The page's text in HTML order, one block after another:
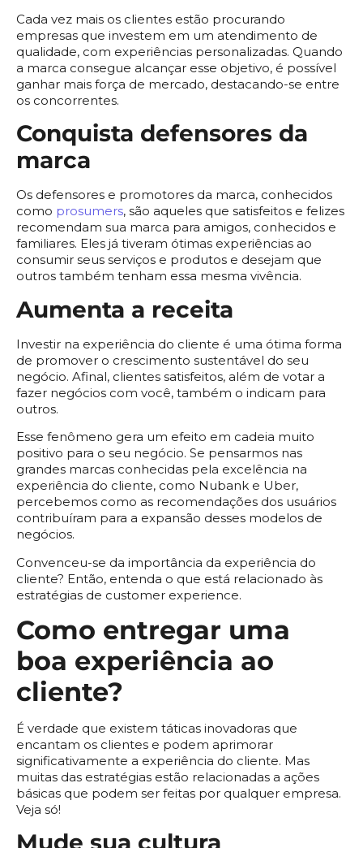
Cada vez mais os clientes estão procurando
empresas que investem em um atendimento de
qualidade, com experiências personalizadas. Quando
a marca consegue alcançar esse objetivo, é possível
ganhar mais força de mercado, destacando-se entre
os concorrentes.
Conquista defensores da
marca
Os defensores e promotores da marca, conhecidos
como prosumers, são aqueles que satisfeitos e felizes
recomendam sua marca para amigos, conhecidos e
familiares. Eles já tiveram ótimas experiências ao
consumir seus serviços e produtos e desejam que
outros também tenham essa mesma vivência.
Aumenta a receita
Investir na experiência do cliente é uma ótima forma
de promover o crescimento sustentável do seu
negócio. Afinal, clientes satisfeitos, além de votar a
fazer negócios com você, também o indicam para
outros.
Esse fenômeno gera um efeito em cadeia muito
positivo para o seu negócio. Se pensarmos nas
grandes marcas conhecidas pela excelência na
experiência do cliente, como Nubank e Uber,
percebemos como as recomendações dos usuários
contribuíram para a expansão desses modelos de
negócios.
Convenceu-se da importância da experiência do
cliente? Então, entenda o que está relacionado às
estratégias de customer experience.
Como entregar uma
boa experiência ao
cliente?
É verdade que existem táticas inovadoras que
encantam os clientes e podem aprimorar
significativamente a experiência do cliente. Mas
muitas das estratégias estão relacionadas a ações
básicas que podem ser feitas por qualquer empresa.
Veja só!